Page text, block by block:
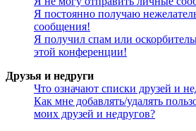
Я постоянно получаю
сообщения!
Я получил спам или
этой конференции!
Друзья и недруги
Что означают списки друзей и
Как мне добавлять/удалять
моих друзей и недругов?